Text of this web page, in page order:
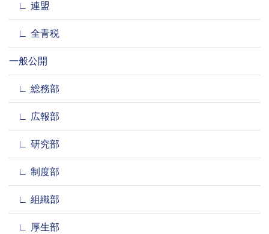
連盟
全青税
一般公開
総務部
広報部
研究部
制度部
組織部
厚生部